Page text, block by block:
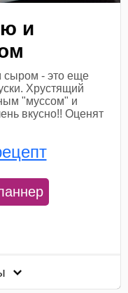
и
сыром - это еще
Хрустящий
"муссом" и
вкусно!! Оценят